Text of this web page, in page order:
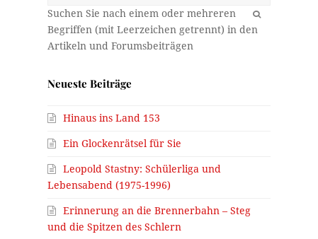
OK
Neueste Beiträge
Hinaus ins Land 153
Ein Glockenrätsel für Sie
Leopold Stastny: Schülerliga und
Lebensabend (1975-1996)
Erinnerung an die Brennerbahn – Steg
und die Spitzen des Schlern